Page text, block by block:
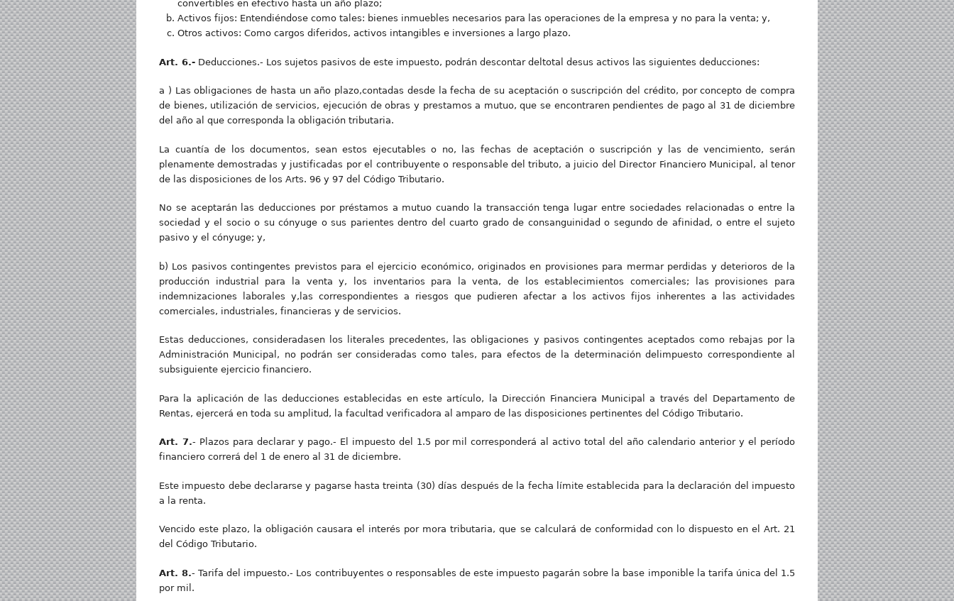
convertibles en efectivo hasta un año plazo;
Activos fijos: Entendiéndose como tales: bienes inmuebles necesarios para las operaciones de la empresa y no para la venta; y,
Otros activos: Como cargos diferidos, activos intangibles e inversiones a largo plazo.
Art. 6.- Deducciones.- Los sujetos pasivos de este impuesto, podrán descontar deltotal desus activos las siguientes deducciones:
a ) Las obligaciones de hasta un año plazo,contadas desde la fecha de su aceptación o suscripción del crédito, por concepto de compra
de bienes, utilización de servicios, ejecución de obras y prestamos a mutuo, que se encontraren pendientes de pago al 31 de diciembre
del año al que corresponda la obligación tributaria.
La cuantía de los documentos, sean estos ejecutables o no, las fechas de aceptación o suscripción y las de vencimiento, serán
plenamente demostradas y justificadas por el contribuyente o responsable del tributo, a juicio del Director Financiero Municipal, al tenor
de las disposiciones de los Arts. 96 y 97 del Código Tributario.
No se aceptarán las deducciones por préstamos a mutuo cuando la transacción tenga lugar entre sociedades relacionadas o entre la
sociedad y el socio o su cónyuge o sus parientes dentro del cuarto grado de consanguinidad o segundo de afinidad, o entre el sujeto
pasivo y el cónyuge; y,
b) Los pasivos contingentes previstos para el ejercicio económico, originados en provisiones para mermar perdidas y deterioros de la
producción industrial para la venta y, los inventarios para la venta, de los establecimientos comerciales; las provisiones para
indemnizaciones laborales y,las correspondientes a riesgos que pudieren afectar a los activos fijos inherentes a las actividades
comerciales, industriales, financieras y de servicios.
Estas deducciones, consideradasen los literales precedentes, las obligaciones y pasivos contingentes aceptados como rebajas por la
Administración Municipal, no podrán ser consideradas como tales, para efectos de la determinación delimpuesto correspondiente al
subsiguiente ejercicio financiero.
Para la aplicación de las deducciones establecidas en este artículo, la Dirección Financiera Municipal a través del Departamento de
Rentas, ejercerá en toda su amplitud, la facultad verificadora al amparo de las disposiciones pertinentes del Código Tributario.
Art. 7.- Plazos para declarar y pago.- El impuesto del 1.5 por mil corresponderá al activo total del año calendario anterior y el período
financiero correrá del 1 de enero al 31 de diciembre.
Este impuesto debe declararse y pagarse hasta treinta (30) días después de la fecha límite establecida para la declaración del impuesto
a la renta.
Vencido este plazo, la obligación causara el interés por mora tributaria, que se calculará de conformidad con lo dispuesto en el Art. 21
del Código Tributario.
Art. 8.- Tarifa del impuesto.- Los contribuyentes o responsables de este impuesto pagarán sobre la base imponible la tarifa única del 1.5
por mil.